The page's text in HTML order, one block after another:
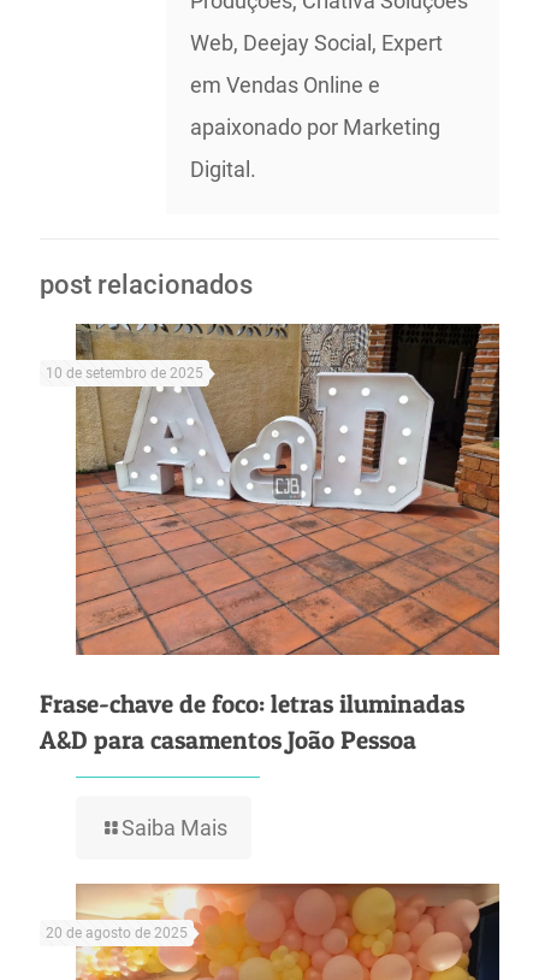
Web, Deejay Social, Expert
em Vendas Online e
apaixonado por Marketing
Digital.
post relacionados
10 de setembro de 2025
Frase-chave de foco: letras iluminadas
A&D para casamentos João Pessoa
Saiba Mais
20 de agosto de 2025